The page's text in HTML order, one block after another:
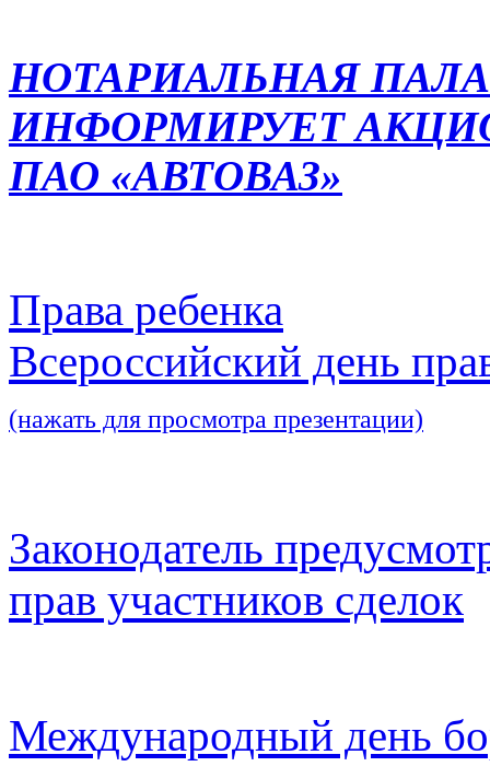
НОТАРИАЛЬНАЯ
ИНФОРМИРУЕТ
ПАО «АВТОВАЗ»
Права ребенка
Всероссийский день
(нажать для просмотра презентации)
Законодатель
прав участников сделок
Международный день